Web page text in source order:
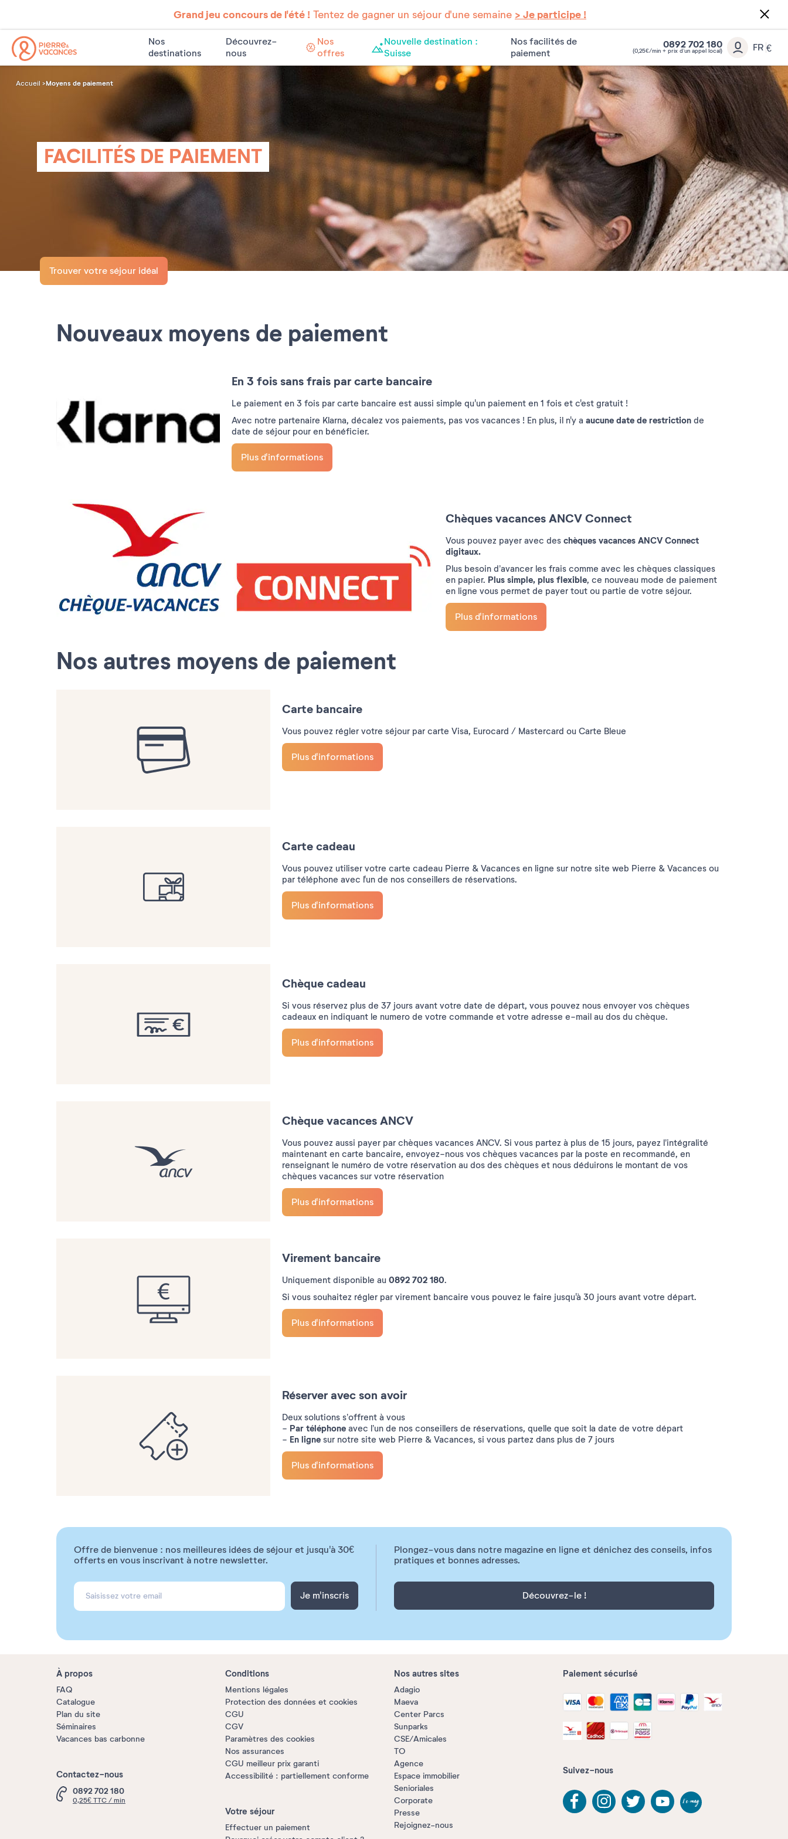
Grand jeu concours de l'été !Tentez de gagner un séjour d'une semaine > Je participe !
Nos
destinations
Découvrez-
nous
Nos
offres
Nouvelle destination :
Suisse
Nos facilités de
paiement
0892 702 180
(0,25€/min + prix d’un appel local) FR €
Accueil Moyens de paiement
FACILITÉS DE PAIEMENT
Trouver votre séjour idéal
Nouveaux moyens de paiement
En 3 fois sans frais par carte bancaire
Le paiement en 3 fois par carte bancaire est aussi simple qu'un paiement en 1 fois et c'est gratuit !
Avec notre partenaire Klarna, décalez vos paiements, pas vos vacances ! En plus, il n'y a aucune date de restriction de
date de séjour pour en bénéficier.
Plus d'informations
Chèques vacances ANCV Connect
Vous pouvez payer avec des chèques vacances ANCV Connect
digitaux.
Plus besoin d’avancer les frais comme avec les chèques classiques
en papier. Plus simple, plus flexible, ce nouveau mode de paiement
en ligne vous permet de payer tout ou partie de votre séjour.
Plus d'informations
Nos autres moyens de paiement
Carte bancaire
Vous pouvez régler votre séjour par carte Visa, Eurocard / Mastercard ou Carte Bleue
Plus d'informations
Carte cadeau
Vous pouvez utiliser votre carte cadeau Pierre & Vacances en ligne sur notre site web Pierre & Vacances ou
par téléphone avec l'un de nos conseillers de réservations.
Plus d'informations
Chèque cadeau
Si vous réservez plus de 37 jours avant votre date de départ, vous pouvez nous envoyer vos chèques
cadeaux en indiquant le numero de votre commande et votre adresse e-mail au dos du chèque.
Plus d'informations
Chèque vacances ANCV
Vous pouvez aussi payer par chèques vacances ANCV. Si vous partez à plus de 15 jours, payez l’intégralité
maintenant en carte bancaire, envoyez-nous vos chèques vacances par la poste en recommandé, en
renseignant le numéro de votre réservation au dos des chèques et nous déduirons le montant de vos
chèques vacances sur votre réservation
Plus d'informations
Virement bancaire
Uniquement disponible au 0892 702 180.
Si vous souhaitez régler par virement bancaire vous pouvez le faire jusqu'à 30 jours avant votre départ.
Plus d'informations
Réserver avec son avoir
Deux solutions s’offrent à vous
- Par téléphone avec l’un de nos conseillers de réservations, quelle que soit la date de votre départ
- En ligne sur notre site web Pierre & Vacances, si vous partez dans plus de 7 jours
Plus d'informations
Offre de bienvenue : nos meilleures idées de séjour et jusqu'à 30€
offerts en vous inscrivant à notre newsletter.
Je m'inscris
Plongez-vous dans notre magazine en ligne et dénichez des conseils, infos
pratiques et bonnes adresses.
Découvrez-le !
À propos
FAQ
Catalogue
Plan du site
Séminaires
Vacances bas carbonne
Contactez-nous
0892 702 180
0,25€ TTC / min
Conditions
Mentions légales
Protection des données et cookies
CGU
CGV
Paramètres des cookies
Nos assurances
CGU meilleur prix garanti
Accessibilité : partiellement conforme
Votre séjour
Effectuer un paiement
Nos autres sites
Adagio
Maeva
Center Parcs
Sunparks
CSE/Amicales
TO
Agence
Espace immobilier
Senioriales
Corporate
Presse
Rejoignez-nous
Paiement sécurisé
Suivez-nous